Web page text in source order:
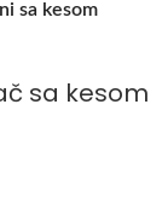
sa kesom
sa kesom